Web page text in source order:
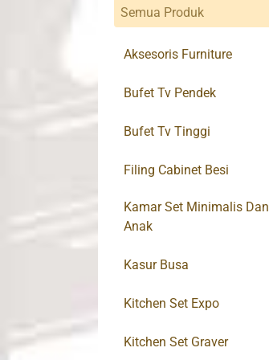
Semua Produk
Aksesoris Furniture
Bufet Tv Pendek
Bufet Tv Tinggi
Filing Cabinet Besi
Kamar Set Minimalis Dan
Anak
Kasur Busa
Kitchen Set Expo
Kitchen Set Graver